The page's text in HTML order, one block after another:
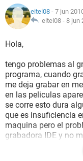
eitel08 - 7 jun
eitel08 - 8 jun
Hola,
tengo problemas al
programa, cuando
me deja grabar en
en las peliculas
se corre esto dura
que es insuficiencia
maquina pero el
grabadora IDE y no
unos mese puse
algo que ver?? sera